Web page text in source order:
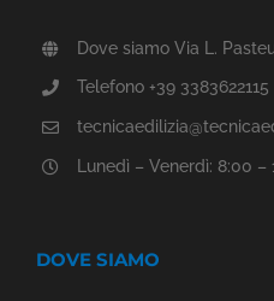
Dove siamo Via L.
Telefono +39 3383622115
Lunedì – Venerdì: 8:00 –
DOVE SIAMO